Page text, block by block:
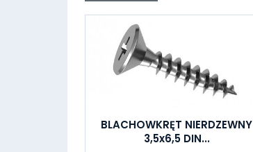
BLACHOWKRĘT NIERDZEWNY
3,5x6,5 DIN...